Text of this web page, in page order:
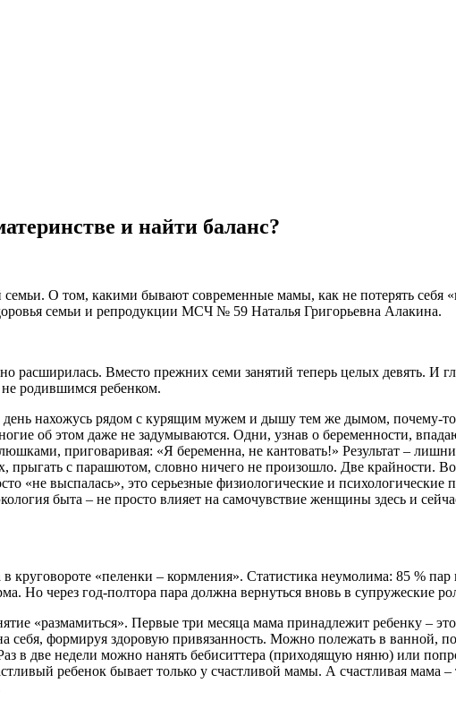
и найти баланс?
О том, какими бывают современные мамы, как не потерять себя
семьи и репродукции МСЧ № 59 Наталья Григорьевна Алакина.
расширилась. Вместо прежних семи занятий теперь целых девять. И
родившимся ребенком.
нахожусь рядом с курящим мужем и дышу тем же дымом, почему-то
об этом даже не задумываются. Одни, узнав о беременности,
приговаривая: «Я беременна, не кантовать!» Результат –
прыгать с парашютом, словно ничего не произошло. Две крайности.
«не выспалась», это серьезные физиологические и
быта – не просто влияет на самочувствие женщины здесь и
круговороте «пеленки – кормления». Статистика неумолима: 85 %
Но через год-полтора пара должна вернуться вновь в супружеские
«размамиться». Первые три месяца мама принадлежит ребенку –
себя, формируя здоровую привязанность. Можно полежать в ванной,
в две недели можно нанять бебиситтера (приходящую няню) или
ребенок бывает только у счастливой мамы. А счастливая мама